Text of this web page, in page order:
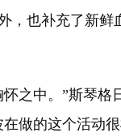
也补充了新鲜
中。”斯琴格
做的这个活动